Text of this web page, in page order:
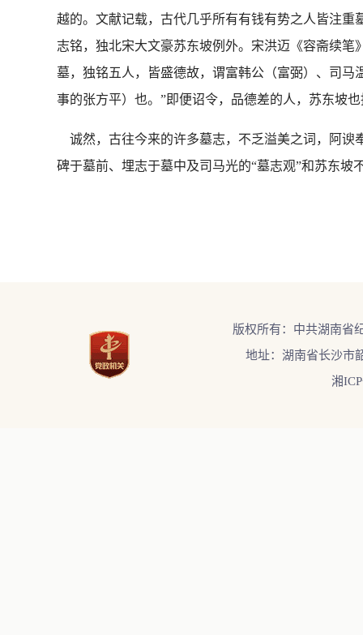
越的。文献记载，古代几乎所有有钱有势之人皆注
志铭，独北宋大文豪苏东坡例外。宋洪迈《容斋续
墓，独铭五人，皆盛德故，谓富韩公（富弼）、司
事的张方平）也。”即便诏令，品德差的人，苏东坡
诚然，古往今来的许多墓志，不乏溢美之词，阿谀
碑于墓前、埋志于墓中及司马光的“墓志观”和苏东坡
版权所有：中共湖南省
地址：湖南省长沙市
湘